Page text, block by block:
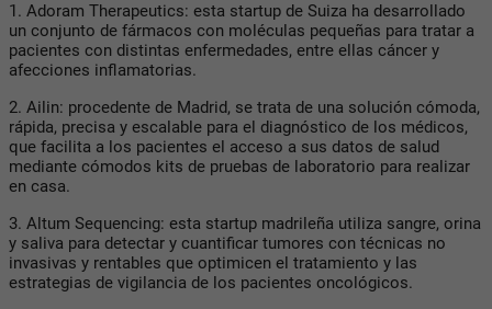
1. Adoram Therapeutics: esta startup de Suiza ha desarrollado
un conjunto de fármacos con moléculas pequeñas para tratar a
pacientes con distintas enfermedades, entre ellas cáncer y
afecciones inflamatorias.
2. Ailin: procedente de Madrid, se trata de una solución cómoda,
rápida, precisa y escalable para el diagnóstico de los médicos,
que facilita a los pacientes el acceso a sus datos de salud
mediante cómodos kits de pruebas de laboratorio para realizar
en casa.
3. Altum Sequencing: esta startup madrileña utiliza sangre, orina
y saliva para detectar y cuantificar tumores con técnicas no
invasivas y rentables que optimicen el tratamiento y las
estrategias de vigilancia de los pacientes oncológicos.